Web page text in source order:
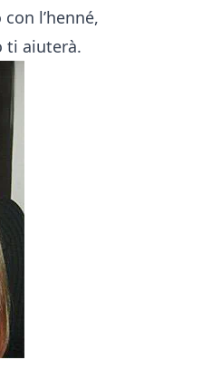
l’henné,
ti aiuterà.